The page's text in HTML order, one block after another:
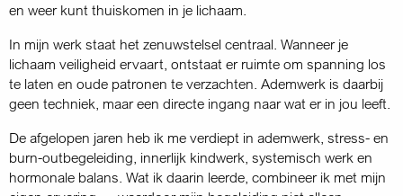
en weer kunt thuiskomen in je lichaam.
In mijn werk staat het zenuwstelsel centraal. Wanneer je
lichaam veiligheid ervaart, ontstaat er ruimte om spanning los
te laten en oude patronen te verzachten. Ademwerk is daarbij
geen techniek, maar een directe ingang naar wat er in jou leeft.
De afgelopen jaren heb ik me verdiept in ademwerk, stress- en
burn-outbegeleiding, innerlijk kindwerk, systemisch werk en
hormonale balans. Wat ik daarin leerde, combineer ik met mijn